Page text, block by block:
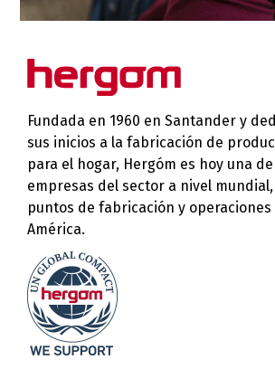
Fundada en 1960 en Santander y
sus inicios a la fabricación de
para el hogar, Hergóm es hoy una
empresas del sector a nivel
puntos de fabricación y operaciones
América.